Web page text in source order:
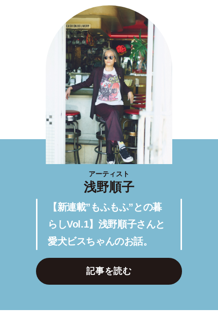
アーティスト
浅野順子
【新連載”もふもふ”との暮
らしVol.1】浅野順子さんと
愛犬ビスちゃんのお話。
記事を読む